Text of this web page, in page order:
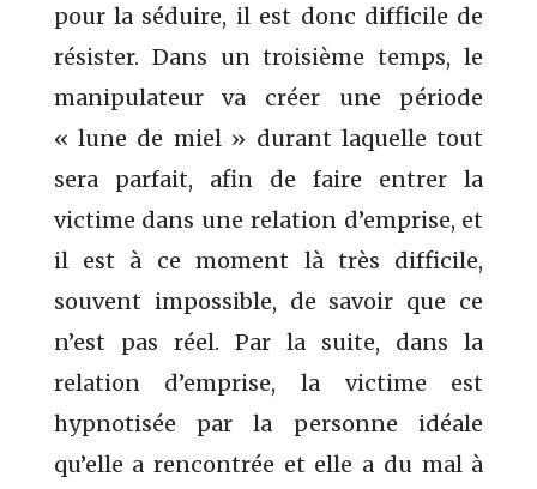
pour la séduire, il est donc difficile de
résister. Dans un troisième temps, le
manipulateur va créer une période
« lune de miel » durant laquelle tout
sera parfait, afin de faire entrer la
victime dans une relation d’emprise, et
il est à ce moment là très difficile,
souvent impossible, de savoir que ce
n’est pas réel. Par la suite, dans la
relation d’emprise, la victime est
hypnotisée par la personne idéale
qu’elle a rencontrée et elle a du mal à